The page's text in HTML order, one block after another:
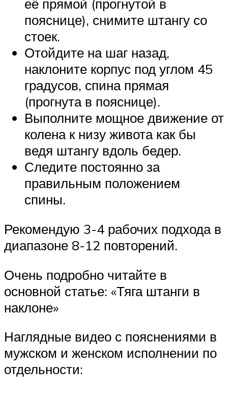
её прямой (прогнутой в
пояснице), снимите штангу со
стоек.
Отойдите на шаг назад,
наклоните корпус под углом 45
градусов, спина прямая
(прогнута в пояснице).
Выполните мощное движение от
колена к низу живота как бы
ведя штангу вдоль бедер.
Следите постоянно за
правильным положением
спины.
Рекомендую 3-4 рабочих подхода в
диапазоне 8-12 повторений.
Очень подробно читайте в
основной статье: «Тяга штанги в
наклоне»
Наглядные видео с пояснениями в
мужском и женском исполнении по
отдельности: